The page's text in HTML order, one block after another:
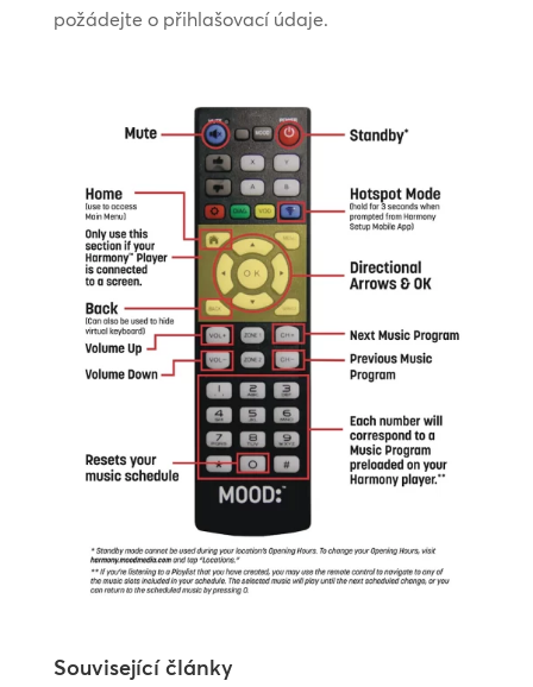
požádejte o přihlašovací údaje.
Související články